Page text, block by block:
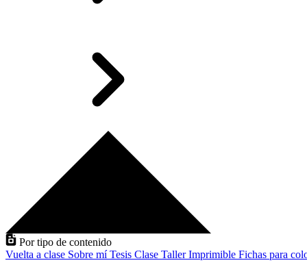
Por tipo de contenido
Vuelta a clase Sobre míTesis Clase TallerImprimible Fichas para